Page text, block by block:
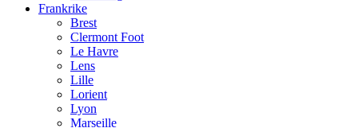
Frankrike
Brest
Clermont Foot
Le Havre
Lens
Lille
Lorient
Lyon
Marseille